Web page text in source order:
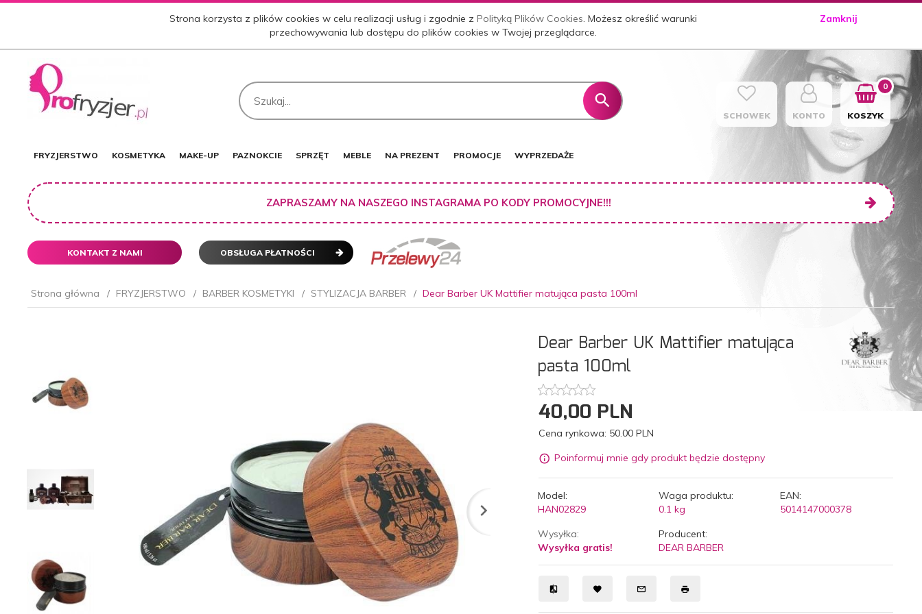
Strona korzysta z plików cookies w celu realizacji usług i zgodnie zPolityką Plików Cookies. Możesz określić warunki
przechowywania lub dostępu do plików cookies w Twojej przeglądarce.
Zamknij
SCHOWEK KONTO KOSZYK
0
FRYZJERSTWO KOSMETYKA MAKE-UP PAZNOKCIE SPRZĘT MEBLE NA PREZENT PROMOCJE WYPRZEDAŻE
ZAPRASZAMY NA NASZEGO INSTAGRAMA PO KODY PROMOCYJNE!!!
KONTAKT Z NAMI OBSŁUGA PŁATNOŚCI
Strona główna FRYZJERSTWO BARBER KOSMETYKI STYLIZACJA BARBER Dear Barber UK Mattifier matująca pasta 100ml
Dear Barber UK Mattifier matująca
pasta 100ml
40,00 PLN
Cena rynkowa: 50.00 PLN
Poinformuj mnie gdy produkt będzie dostępny
Model:
HAN02829
Waga produktu:
0.1 kg
EAN:
5014147000378
Wysyłka:
Wysyłka gratis!
Producent:
DEAR BARBER